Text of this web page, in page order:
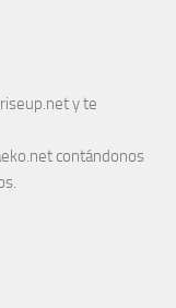
y te
contándonos